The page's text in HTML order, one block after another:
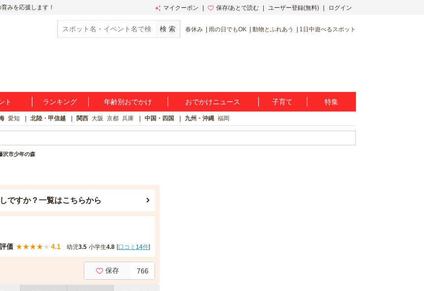
みを応援します！ マイクーポン 保存/あとで読む ユーザー登録(無料) ログイン
春休み 雨の日でもOK 動物とふれあう 1日中遊べるスポット
ト ランキング 年齢別おでかけ おでかけニュース 子育て 特集
愛知 北陸・甲信越 関西 大阪 京都 兵庫 中国・四国 九州・沖縄 福岡
沢市少年の森
ですか？一覧はこちらから
評価 ★★★★★ 4.1 幼児3.5 小学生4.8 [口コミ 14件]
保存 766